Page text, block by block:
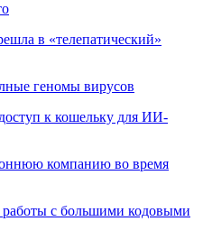
в «телепатический»
геномы вирусов
к кошельку для ИИ-
компанию во время
работы с большими кодовыми